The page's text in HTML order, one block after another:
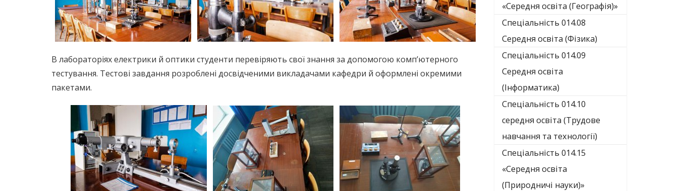
В лабораторіях електрики й оптики студенти перевіряють свої знання за допомогою комп’ютерного
тестування. Тестові завдання розроблені досвідченими викладачами кафедри й оформлені окремими
пакетами.
«Середня освіта (Географія)»
Спеціальність 014.08
Середня освіта (Фізика)
Спеціальність 014.09
Середня освіта
(Інформатика)
Спеціальність 014.10
середня освіта (Трудове
навчання та технології)
Спеціальність 014.15
«Середня освіта
(Природничі науки)»